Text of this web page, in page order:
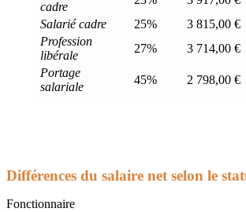
cadre
Salarié cadre
25% 3 815,00 €
Profession
libérale
27% 3 714,00 €
Portage
salariale
45% 2 798,00 €
Différences du salaire net selon le
Fonctionnaire